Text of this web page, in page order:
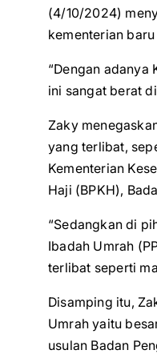
(4/10/2024)
kementerian
“Dengan adanya
ini sangat berat
Zaky
yang terlibat,
Kementerian
Haji (BPKH),
“Sedangkan di
Ibadah Umrah
terlibat seperti
Disamping itu,
Umrah yaitu
usulan Badan